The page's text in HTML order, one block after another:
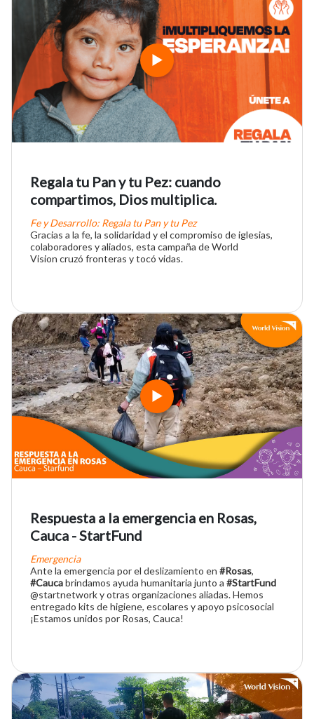
Regala tu Pan y tu Pez: cuando
compartimos, Dios multiplica.
Fe y Desarrollo: Regala tu Pan y tu Pez
Gracias a la fe, la solidaridad y el compromiso de iglesias,
colaboradores y aliados, esta campaña de World
Vision cruzó fronteras y tocó vidas.
Respuesta a la emergencia en Rosas,
Cauca - StartFund
Emergencia
Ante la emergencia por el deslizamiento en #Rosas,
#Caucabrindamos ayuda humanitaria junto a #StartFund
@startnetwork y otras organizaciones aliadas. Hemos
entregado kits de higiene, escolares y apoyo psicosocial
¡Estamos unidos por Rosas, Cauca!